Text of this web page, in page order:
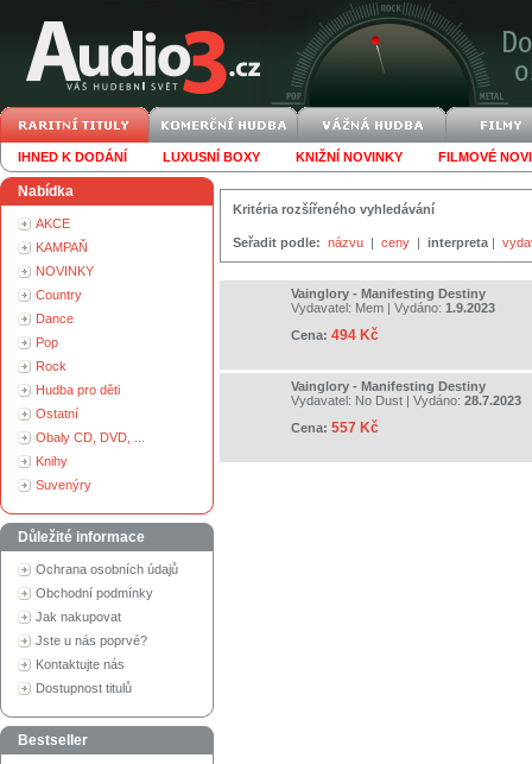
IHNED K DODÁNÍ LUXUSNÍ BOXY KNIŽNÍ NOVINKY FILMOVÉ
Nabídka
AKCE
KAMPAŇ
NOVINKY
Country
Dance
Pop
Rock
Hudba pro děti
Ostatní
Obaly CD, DVD, ...
Knihy
Suvenýry
Důležité informace
Ochrana osobních údajů
Obchodní podmínky
Jak nakupovat
Jste u nás poprvé?
Kontaktujte nás
Dostupnost titulů
Bestseller
Kritéria rozšířeného vyhledávání
Seřadit podle: názvu | ceny | interpreta |
Vainglory - Manifesting Destiny
Vydavatel: Mem | Vydáno: 1.9.2023
Cena: 494 Kč
Vainglory - Manifesting Destiny
Vydavatel: No Dust | Vydáno: 28.7.2023
Cena: 557 Kč